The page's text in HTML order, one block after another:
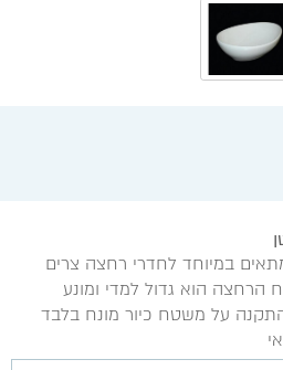
מונח אובלי מידות 33" מתאים במיוחד לחדרי רחצה צרים
הרחצה הוא גדול למדי ומונע
על משטח כיור מונח בלבד